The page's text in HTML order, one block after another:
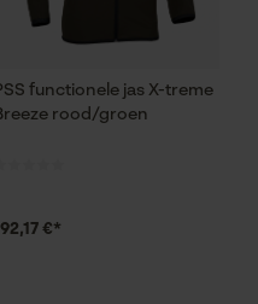
functionele jas X-treme
rood/groen
€*